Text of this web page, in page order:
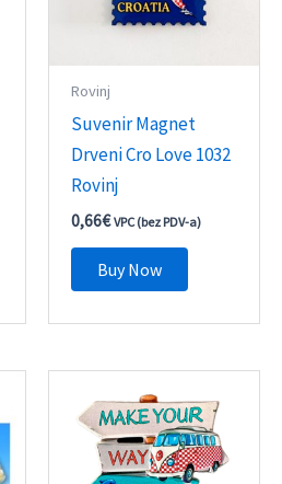
Rovinj
Suvenir Magnet
Drveni Cro Love 1032
Rovinj
0,66€ VPC (bez PDV-a)
Buy Now